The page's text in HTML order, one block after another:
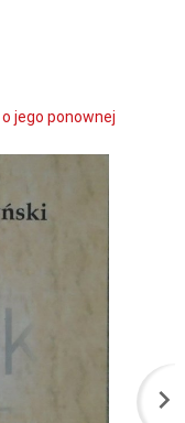
jego ponownej